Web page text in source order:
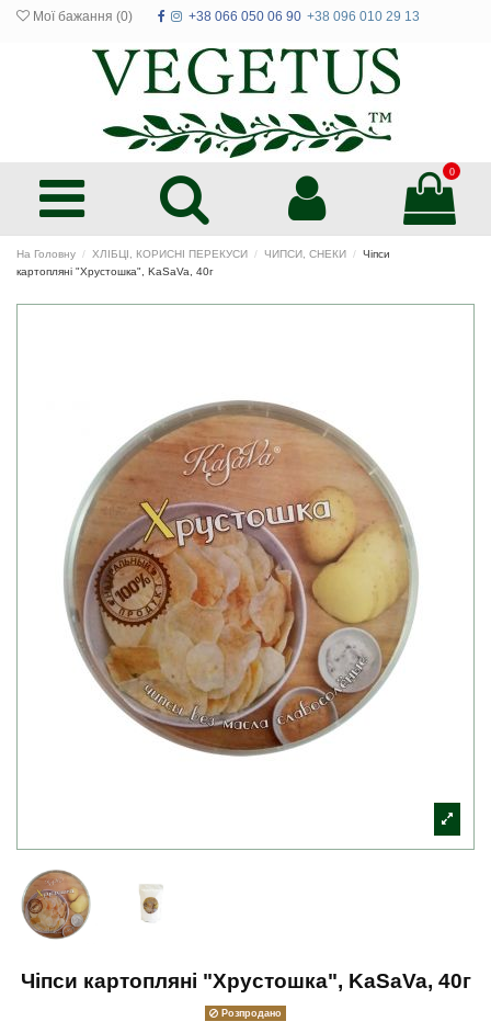
Мої бажання (0) +38 066 050 06 90 +38 096 010 29 13
0
На Головну ХЛІБЦІ, КОРИСНІ ПЕРЕКУСИ ЧИПСИ, СНЕКИ
Чіпси
картопляні "Хрустошка", KaSaVa, 40г
Чіпси картопляні "Хрустошка", KaSaVa, 40г
Розпродано